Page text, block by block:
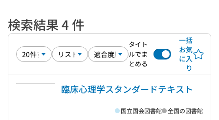
検索結果 4 件
タイト
ルでま
とめる
一括
お気
に入
り
臨床心理学スタンダードテキスト
国立国会図書館 全国の図書館